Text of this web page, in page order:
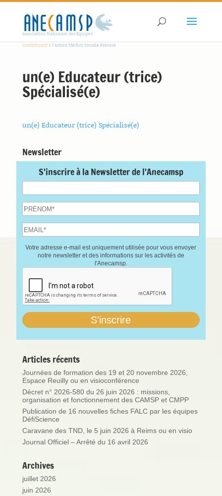
Association Nationale des Equipes
Contribuant àl'action Médico Sociale Précoce
un(e) Educateur (trice)
Spécialisé(e)
un(e) Educateur (trice) Spécialisé(e)
Newsletter
S'inscrire à la Newsletter de l'Anecamsp
Votre adresse e-mail est uniquement utilisée pour vous envoyer
notre newsletter et des informations sur les activités de
l'Anecamsp.
Articles récents
Journées de formation des 19 et 20 novembre 2026,
Espace Reuilly ou en visioconférence
Décret n° 2026-580 du 26 juin 2026 : missions,
organisation et fonctionnement des CAMSP et CMPP
Publication de 16 nouvelles fiches FALC par les équipes
DéfiScience
Caravane des TND, le 5 juin 2026 à Reims ou en visio
Journal Officiel – Arrêté du 16 avril 2026
Archives
juillet 2026
juin 2026